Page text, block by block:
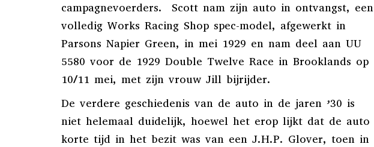
campagnevoerders. Scott nam zijn auto in ontvangst, een
volledig Works Racing Shop spec-model, afgewerkt in
Parsons Napier Green, in mei 1929 en nam deel aan UU
5580 voor de 1929 Double Twelve Race in Brooklands op
10/11 mei, met zijn vrouw Jill bijrijder.
De verdere geschiedenis van de auto in de jaren ’30 is
niet helemaal duidelijk, hoewel het erop lijkt dat de auto
korte tijd in het bezit was van een J.H.P. Glover, toen in